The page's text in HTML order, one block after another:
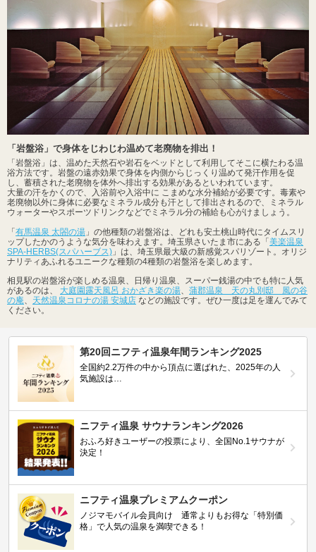
「岩盤浴」で身体をじわじわ温めて老廃物を排出！
「岩盤浴」は、温めた天然石や岩石をベッドとして利用してそこに横たわる温
浴方法です。岩盤の遠赤効果で身体を内側からじっくり温めて発汗作用を促
し、蓄積された老廃物を体外へ排出する効果があるといわれています。
大量の汗をかくので、入浴前や入浴中に こまめな水分補給が必要です。毒素や
老廃物以外に身体に必要なミネラル成分も汗として排出されるので、ミネラル
ウォーターやスポーツドリンクなどでミネラル分の補給も心がけましょう。
「 有馬温泉 太閤の湯 」の他種類の岩盤浴は、どれも安土桃山時代にタイムスリ
ップしたかのうような気分を味わえます。埼玉県さいたま市にある「 美楽温泉
SPA-HERBS(スパハーブス) 」は、埼玉県最大級の新感覚スパリゾート。オリジ
ナリティあふれるユニークな種類の4種類の岩盤浴を楽しめます。
相見駅の岩盤浴が楽しめる温泉、日帰り温泉、スーパー銭湯の中でも特に人気
があるのは、 大庭園露天風呂 おかざき楽の湯、 蒲郡温泉 天の丸別邸 風の谷
の庵、 天然温泉コロナの湯 安城店 などの施設です。ぜひ一度は足を運んでみて
ください。
第20回ニフティ温泉年間ランキング2025
全国約2.2万件の中から頂点に選ばれた、2025年の人
気施設は…
ニフティ温泉 サウナランキング2026
おふろ好きユーザーの投票により、全国No.1サウナが
決定！
ニフティ温泉プレミアムクーポン
ノジマモバイル会員向け 通常よりもお得な「特別価
格」で人気の温泉を満喫できる！